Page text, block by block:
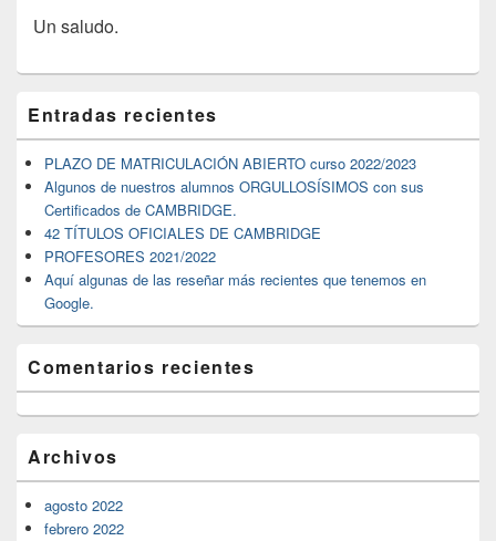
Un saludo.
área
de
widget
barra
lateral
primaria
Entradas recientes
PLAZO DE MATRICULACIÓN ABIERTO curso 2022/2023
Algunos de nuestros alumnos ORGULLOSÍSIMOS con sus
Certificados de CAMBRIDGE.
42 TÍTULOS OFICIALES DE CAMBRIDGE
PROFESORES 2021/2022
Aquí algunas de las reseñar más recientes que tenemos en
Google.
Comentarios recientes
Archivos
agosto 2022
febrero 2022